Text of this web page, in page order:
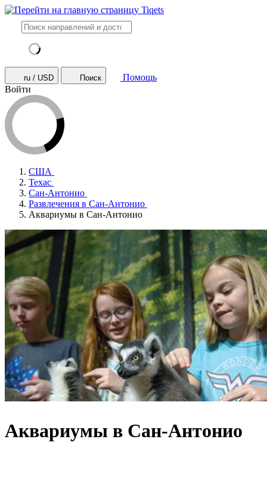
ru / USD Поиск
Помощь
Войти
США
Техас
Сан-Антонио
Развлечения в Сан-Антонио
Аквариумы в Сан-Антонио
Аквариумы в Сан-Антонио